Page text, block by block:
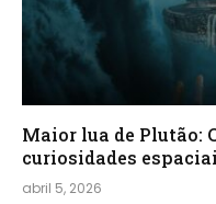
Maior lua de Plutão:
curiosidades
abril 5, 2026